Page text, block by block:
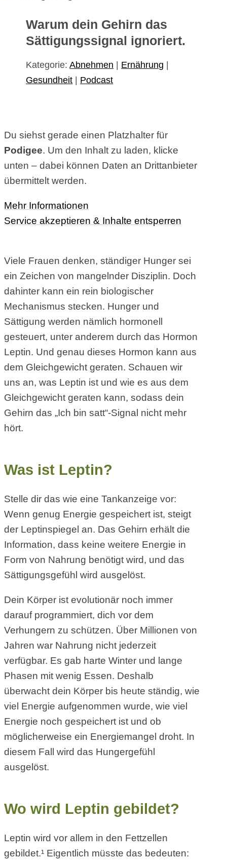
Warum dein Gehirn das
Sättigungssignal ignoriert.
Kategorie:Abnehmen | Ernährung |
Gesundheit | Podcast
Du siehst gerade einen Platzhalter für
Podigee. Um den Inhalt zu laden, klicke
unten – dabei können Daten an Drittanbieter
übermittelt werden.
Mehr Informationen
Service akzeptieren & Inhalte entsperren
Viele Frauen denken, ständiger Hunger sei
ein Zeichen von mangelnder Disziplin. Doch
dahinter kann ein rein biologischer
Mechanismus stecken. Hunger und
Sättigung werden nämlich hormonell
gesteuert, unter anderem durch das Hormon
Leptin. Und genau dieses Hormon kann aus
dem Gleichgewicht geraten. Schauen wir
uns an, was Leptin ist und wie es aus dem
Gleichgewicht geraten kann, sodass dein
Gehirn das „Ich bin satt“-Signal nicht mehr
hört.
Was ist Leptin?
Stelle dir das wie eine Tankanzeige vor:
Wenn genug Energie gespeichert ist, steigt
der Leptinspiegel an. Das Gehirn erhält die
Information, dass keine weitere Energie in
Form von Nahrung benötigt wird, und das
Sättigungsgefühl wird ausgelöst.
Dein Körper ist evolutionär noch immer
darauf programmiert, dich vor dem
Verhungern zu schützen. Über Millionen von
Jahren war Nahrung nicht jederzeit
verfügbar. Es gab harte Winter und lange
Phasen mit wenig Essen. Deshalb
überwacht dein Körper bis heute ständig, wie
viel Energie aufgenommen wurde, wie viel
Energie noch gespeichert ist und ob
möglicherweise ein Energiemangel droht. In
diesem Fall wird das Hungergefühl
ausgelöst.
Wo wird Leptin gebildet?
Leptin wird vor allem in den Fettzellen
gebildet.¹ Eigentlich müsste das bedeuten: